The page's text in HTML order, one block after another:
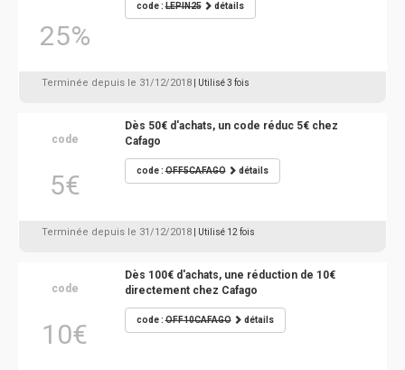
25%
code :LEPIN25 détails
Terminée depuis le 31/12/2018 | Utilisé 3 fois
code
5€
Dès 50€ d'achats, un code réduc 5€ chez
Cafago
code :OFF5CAFAGO détails
Terminée depuis le 31/12/2018 | Utilisé 12 fois
code
10€
Dès 100€ d'achats, une réduction de 10€
directement chez Cafago
code :OFF10CAFAGO détails